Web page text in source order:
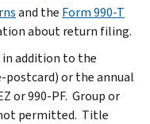
and the Form 990-T
about return filing.
addition to the
or the annual
or 990-PF. Group or
permitted. Title